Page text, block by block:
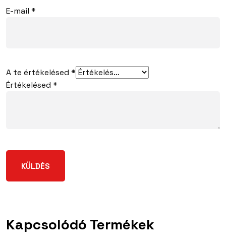
E-mail *
A te értékelésed *
Értékelésed *
Kapcsolódó Termékek